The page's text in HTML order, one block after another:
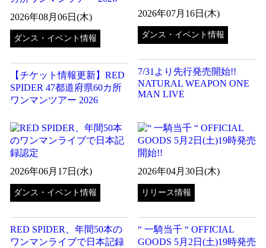
2026年08月06日(木)
ダンス・イベント情報
【チケット情報更新】RED
SPIDER 47都道府県60カ所
ワンマンツアー 2026
2026年07月16日(木)
ダンス・イベント情報
7/31より先行発売開始!!︎
NATURAL WEAPON ONE
MAN LIVE
2026年06月17日(水)
ダンス・イベント情報
RED SPIDER、年間50本の
ワンマンライブで日本記録
2026年04月30日(木)
リリース情報
“ 一騎当千 “ OFFICIAL
GOODS 5月2日(土)19時発売